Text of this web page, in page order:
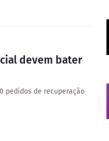
devem bater
pedidos de recuperação